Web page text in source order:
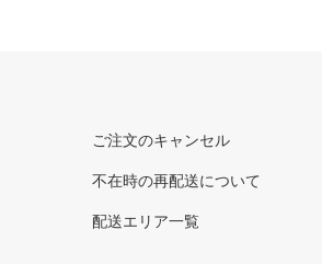
ご注文のキャンセル
不在時の再配送について
配送エリア一覧